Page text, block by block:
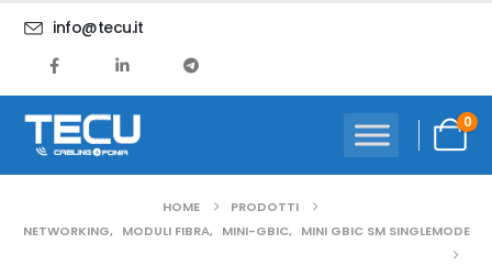
info@tecu.it
0
HOME
PRODOTTI
NETWORKING, MODULI FIBRA, MINI-GBIC, MINI GBIC SM SINGLEMODE